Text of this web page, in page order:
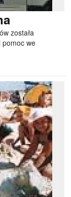
została
pomoc we